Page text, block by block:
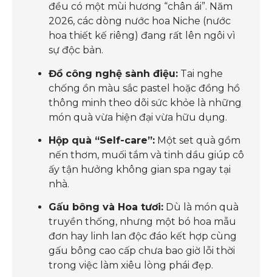
đều có một mùi hương “chân ái”. Năm
2026, các dòng nước hoa Niche (nước
hoa thiết kế riêng) đang rất lên ngôi vì
sự độc bản.
Đồ công nghệ sành điệu: Tai nghe
chống ồn màu sắc pastel hoặc đồng hồ
thông minh theo dõi sức khỏe là những
món quà vừa hiện đại vừa hữu dụng.
Hộp quà “Self-care”: Một set quà gồm
nến thơm, muối tắm và tinh dầu giúp cô
ấy tận hưởng không gian spa ngay tại
nhà.
Gấu bông và Hoa tươi: Dù là món quà
truyền thống, nhưng một bó hoa mẫu
đơn hay linh lan độc đáo kết hợp cùng
gấu bông cao cấp chưa bao giờ lỗi thời
trong việc làm xiêu lòng phái đẹp.